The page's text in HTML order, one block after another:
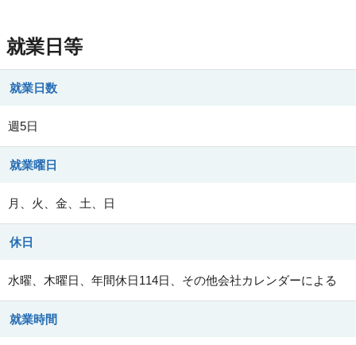
就業日等
就業日数
週5日
就業曜日
月、火、金、土、日
休日
水曜、木曜日、年間休日114日、その他会社カレンダーによる
就業時間